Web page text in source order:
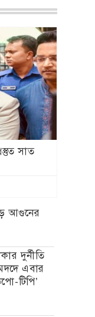
সাত
আগুনের
দুর্নীতি
এবার
টিপি’